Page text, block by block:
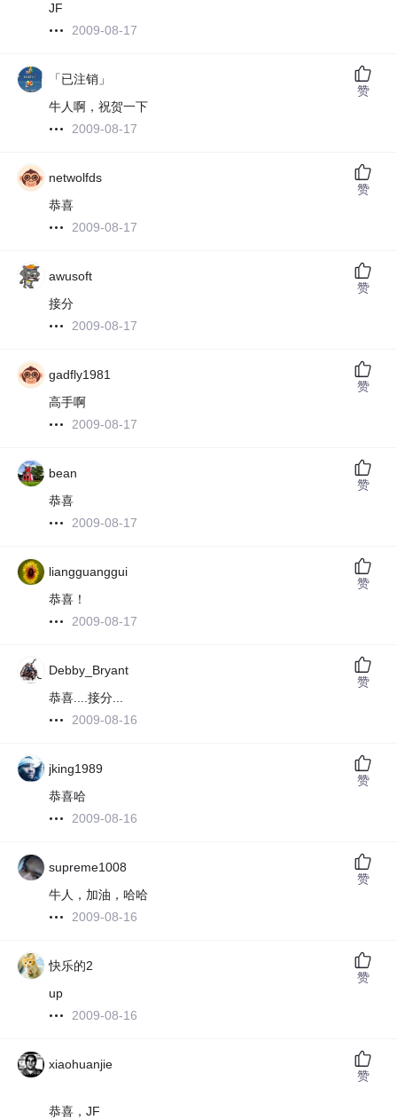
JF
2009-08-17
「已注销」
牛人啊，祝贺一下
2009-08-17
赞
netwolfds
恭喜
2009-08-17
赞
awusoft
接分
2009-08-17
赞
gadfly1981
高手啊
2009-08-17
赞
bean
恭喜
2009-08-17
赞
liangguanggui
恭喜！
2009-08-17
赞
Debby_Bryant
恭喜....接分...
2009-08-16
赞
jking1989
恭喜哈
2009-08-16
赞
supreme1008
牛人，加油，哈哈
2009-08-16
赞
快乐的2
up
2009-08-16
赞
xiaohuanjie
恭喜，JF
赞